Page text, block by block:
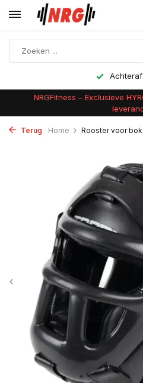
NRGFitness – Exclusieve
Terug Home Rooster voor